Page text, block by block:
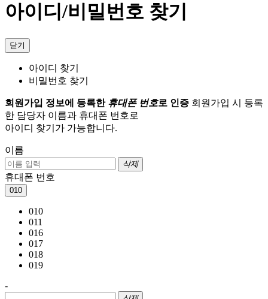
아이디/비밀번호 찾기
닫기
아이디 찾기
비밀번호 찾기
회원가입 정보에 등록한 휴대폰 번호로 인증 회원가입 시 등록
한 담당자 이름과 휴대폰 번호로
아이디 찾기가 가능합니다.
이름
삭제
휴대폰 번호
010
010
011
016
017
018
019
-